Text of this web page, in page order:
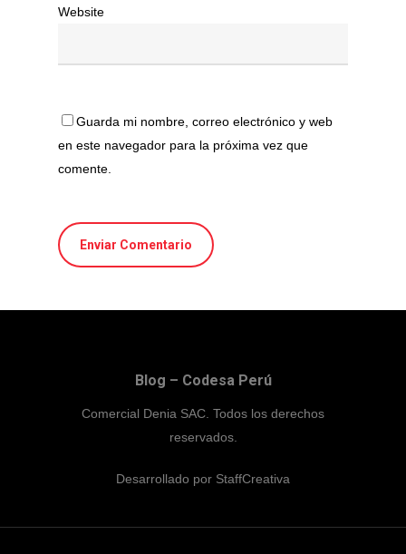
Website
Guarda mi nombre, correo electrónico y web
en este navegador para la próxima vez que
comente.
Blog – Codesa Perú
Comercial Denia SAC. Todos los derechos
reservados.
Desarrollado por StaffCreativa